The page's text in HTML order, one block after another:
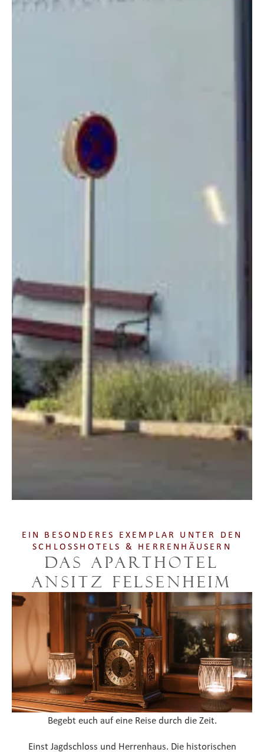
EIN BESONDERES EXEMPLAR UNTER DEN
SCHLOSSHOTELS & HERRENHÄUSERN
Das Aparthotel
Ansitz Felsenheim
Begebt euch auf eine Reise durch die Zeit.
Einst Jagdschloss und Herrenhaus. Die historischen